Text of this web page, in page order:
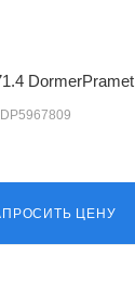
DormerPramet
ЦЕНУ